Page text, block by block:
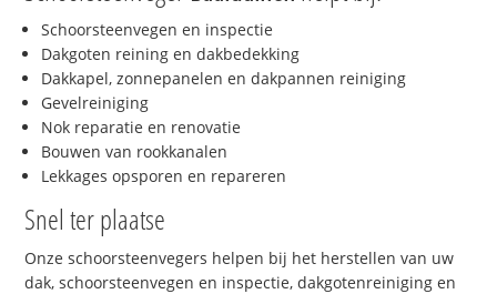
Schoorsteenvegen en inspectie
Dakgoten reining en dakbedekking
Dakkapel, zonnepanelen en dakpannen reiniging
Gevelreiniging
Nok reparatie en renovatie
Bouwen van rookkanalen
Lekkages opsporen en repareren
Snel ter plaatse
Onze schoorsteenvegers helpen bij het herstellen van uw
dak, schoorsteenvegen en inspectie, dakgotenreiniging en